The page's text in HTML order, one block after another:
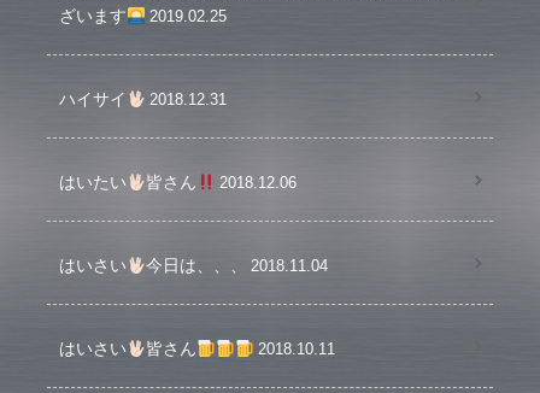
ざいます
2019.02.25
ハイサイ 2018.12.31
はいたい 皆さん 2018.12.06
はいさい 今日は、、、 2018.11.04
はいさい 皆さん 2018.10.11